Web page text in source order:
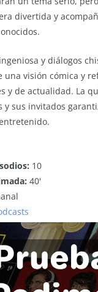
divertida y
y diálogos
una visión cómica y
y de actualidad. La
y sus invitados
10
40'